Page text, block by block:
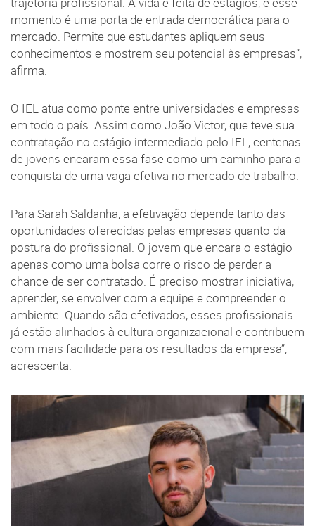
momento é uma porta de entrada democrática para o
mercado. Permite que estudantes apliquem seus
conhecimentos e mostrem seu potencial às empresas”,
afirma.
O IEL atua como ponte entre universidades e empresas
em todo o país. Assim como João Victor, que teve sua
contratação no estágio intermediado pelo IEL, centenas
de jovens encaram essa fase como um caminho para a
conquista de uma vaga efetiva no mercado de trabalho.
Para Sarah Saldanha, a efetivação depende tanto das
oportunidades oferecidas pelas empresas quanto da
postura do profissional. O jovem que encara o estágio
apenas como uma bolsa corre o risco de perder a
chance de ser contratado. É preciso mostrar iniciativa,
aprender, se envolver com a equipe e compreender o
ambiente. Quando são efetivados, esses profissionais
já estão alinhados à cultura organizacional e contribuem
com mais facilidade para os resultados da empresa”,
acrescenta.